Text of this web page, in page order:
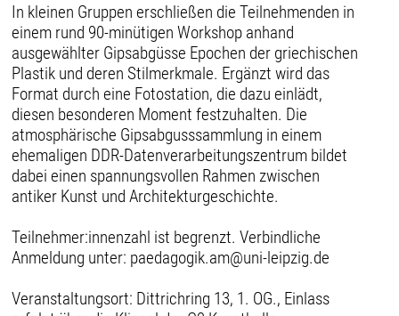
In kleinen Gruppen erschließen die Teilnehmenden in
einem rund 90-minütigen Workshop anhand
ausgewählter Gipsabgüsse Epochen der griechischen
Plastik und deren Stilmerkmale. Ergänzt wird das
Format durch eine Fotostation, die dazu einlädt,
diesen besonderen Moment festzuhalten. Die
atmosphärische Gipsabgusssammlung in einem
ehemaligen DDR-Datenverarbeitungszentrum bildet
dabei einen spannungsvollen Rahmen zwischen
antiker Kunst und Architekturgeschichte.
Teilnehmer:innenzahl ist begrenzt. Verbindliche
Anmeldung unter: paedagogik.am@uni-leipzig.de
Veranstaltungsort: Dittrichring 13, 1. OG., Einlass